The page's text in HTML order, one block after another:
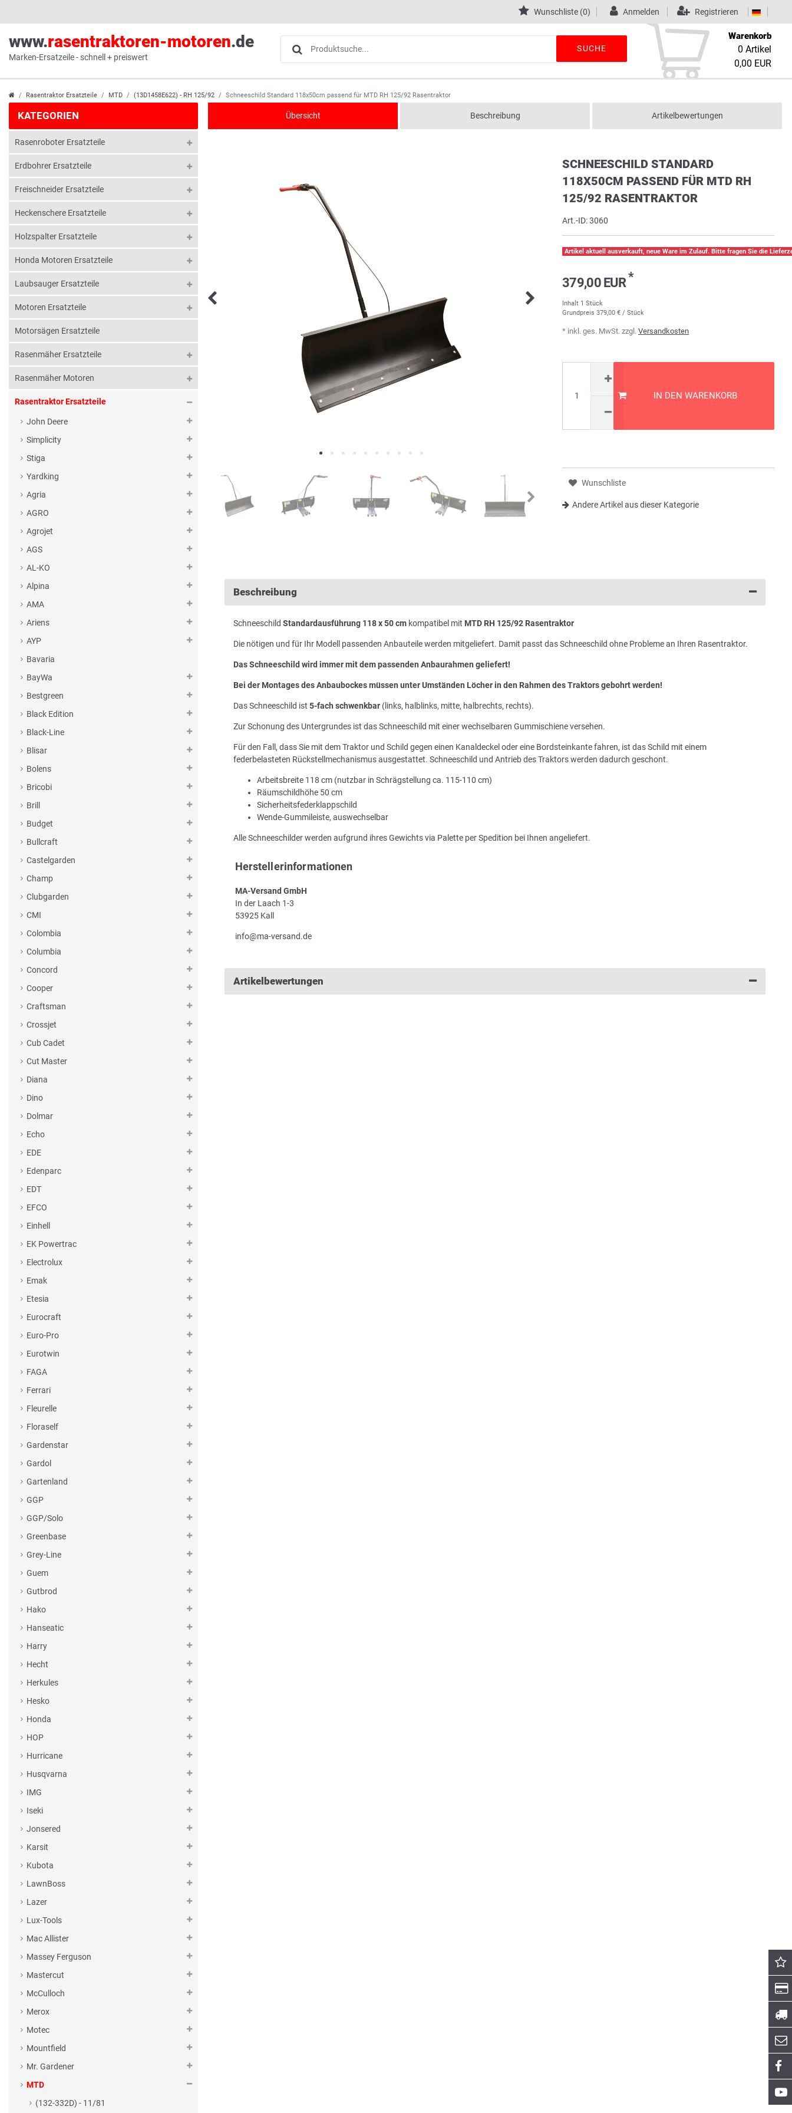
Wunschliste (0) Anmelden Registrieren
www.rasentraktoren-motoren.de
Marken-Ersatzeile - schnell + preiswert
SUCHE
Warenkorb
0 Artikel
0,00 EUR
Rasentraktor Ersatzteile MTD (13D1458E622) - RH 125/92 Schneeschild Standard 118x50cm passend für MTD RH 125/92 Rasentraktor
KATEGORIEN
Rasenroboter Ersatzteile
Erdbohrer Ersatzteile
Freischneider Ersatzteile
Heckenschere Ersatzteile
Holzspalter Ersatzteile
Honda Motoren Ersatzteile
Laubsauger Ersatzteile
Motoren Ersatzteile
Motorsägen Ersatzteile
Rasenmäher Ersatzteile
Rasenmäher Motoren
Rasentraktor Ersatzteile
John Deere
Simplicity
Stiga
Yardking
Agria
AGRO
Agrojet
AGS
AL-KO
Alpina
AMA
Ariens
AYP
Bavaria
BayWa
Bestgreen
Black Edition
Black-Line
Blisar
Bolens
Bricobi
Brill
Budget
Bullcraft
Castelgarden
Champ
Clubgarden
CMI
Colombia
Columbia
Concord
Cooper
Craftsman
Crossjet
Cub Cadet
Cut Master
Diana
Dino
Dolmar
Echo
EDE
Edenparc
EDT
EFCO
Einhell
EK Powertrac
Electrolux
Emak
Etesia
Eurocraft
Euro-Pro
Eurotwin
FAGA
Ferrari
Fleurelle
Floraself
Gardenstar
Gardol
Gartenland
GGP
GGP/Solo
Greenbase
Grey-Line
Guem
Gutbrod
Hako
Hanseatic
Harry
Hecht
Herkules
Hesko
Honda
HOP
Hurricane
Husqvarna
IMG
Iseki
Jonsered
Karsit
Kubota
LawnBoss
Lazer
Lux-Tools
Mac Allister
Massey Ferguson
Mastercut
McCulloch
Merox
Motec
Mountfield
Mr. Gardener
MTD
(132-332D) - 11/81
Übersicht Beschreibung Artikelbewertungen
SCHNEESCHILD STANDARD
118X50CM PASSEND FÜR MTD RH
125/92 RASENTRAKTOR
Art.-ID:3060
Artikel aktuell ausverkauft, neue Ware im Zulauf. Bitte fragen Sie die
379,00 EUR*
Inhalt 1 Stück
Grundpreis 379,00 € / Stück
* inkl. ges. MwSt. zzgl. Versandkosten
IN DEN WARENKORB
Wunschliste
Andere Artikel aus dieser Kategorie
Beschreibung
Schneeschild Standardausführung 118 x 50 cm kompatibel mit MTD RH 125/92 Rasentraktor
Die nötigen und für Ihr Modell passenden Anbauteile werden mitgeliefert. Damit passt das Schneeschild ohne Probleme an Ihren Rasentraktor.
Das Schneeschild wird immer mit dem passenden Anbaurahmen geliefert!
Bei der Montages des Anbaubockes müssen unter Umständen Löcher in den Rahmen des Traktors gebohrt werden!
Das Schneeschild ist 5-fach schwenkbar (links, halblinks, mitte, halbrechts, rechts).
Zur Schonung des Untergrundes ist das Schneeschild mit einer wechselbaren Gummischiene versehen.
Für den Fall, dass Sie mit dem Traktor und Schild gegen einen Kanaldeckel oder eine Bordsteinkante fahren, ist das Schild mit einem
federbelasteten Rückstellmechanismus ausgestattet. Schneeschild und Antrieb des Traktors werden dadurch geschont.
Arbeitsbreite 118 cm (nutzbar in Schrägstellung ca. 115-110 cm)
Räumschildhöhe 50 cm
Sicherheitsfederklappschild
Wende-Gummileiste, auswechselbar
Alle Schneeschilder werden aufgrund ihres Gewichts via Palette per Spedition bei Ihnen angeliefert.
Herstellerinformationen
MA-Versand GmbH
In der Laach 1-3
53925 Kall
info@ma-versand.de
Artikelbewertungen